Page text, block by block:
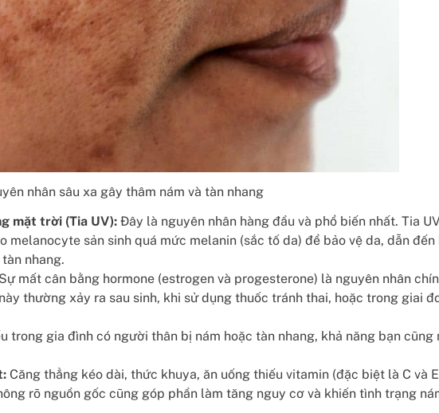
nhân sâu xa gây thâm nám và tàn nhang
mặt trời (Tia UV): Đây là nguyên nhân hàng đầu và phổ biến nhất. Tia
melanocyte sản sinh quá mức melanin (sắc tố da) để bảo vệ da, dẫn đến
nhang.
Sự mất cân bằng hormone (estrogen và progesterone) là nguyên nhân
thường xảy ra sau sinh, khi sử dụng thuốc tránh thai, hoặc trong giai
trong gia đình có người thân bị nám hoặc tàn nhang, khả năng bạn cũng
Căng thẳng kéo dài, thức khuya, ăn uống thiếu vitamin (đặc biệt là C và
rõ nguồn gốc cũng góp phần làm tăng nguy cơ và khiến tình trạng